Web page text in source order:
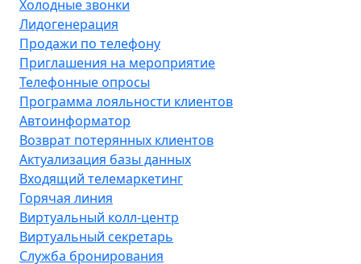
Холодные звонки
Лидогенерация
Продажи по телефону
Приглашения на мероприятие
Телефонные опросы
Программа лояльности клиентов
Автоинформатор
Возврат потерянных клиентов
Актуализация базы данных
Входящий телемаркетинг
Горячая линия
Виртуальный колл-центр
Виртуальный секретарь
Служба бронирования